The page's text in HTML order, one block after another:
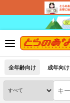
全年齢向け 成年向け